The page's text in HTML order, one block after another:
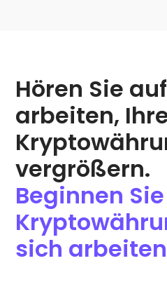
Hören Sie
arbeiten,
vergrößern.
Beginnen
sich